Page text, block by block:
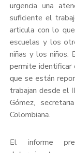
urgencia una
suficiente el
articula con lo
escuelas y los
niñas y los niños.
permite identificar
que se están
trabajan desde el
Gómez,
Colombiana.
El informe